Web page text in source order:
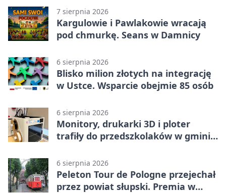
7 sierpnia 2026
Kargulowie i Pawlakowie wracają
pod chmurkę. Seans w Damnicy
6 sierpnia 2026
Blisko milion złotych na integrację
w Ustce. Wsparcie obejmie 85 osób
6 sierpnia 2026
Monitory, drukarki 3D i ploter
trafiły do przedszkolaków w gminie
6 sierpnia 2026
Peleton Tour de Pologne przejechał
przez powiat słupski. Premia w